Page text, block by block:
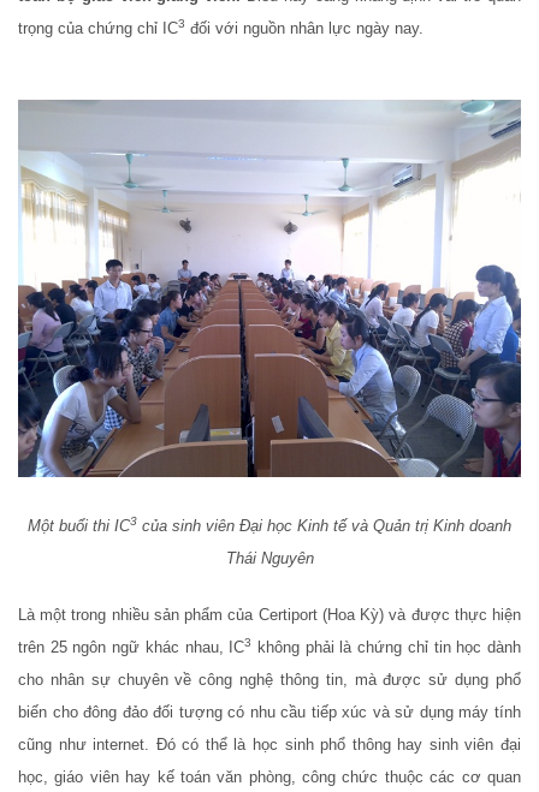
trọng của chứng chỉ IC3 đối với nguồn nhân lực ngày nay.
Một buổi thi IC3 của sinh viên Đại học Kinh tế và Quản trị Kinh doanh
Thái Nguyên
Là một trong nhiều sản phẩm của Certiport (Hoa Kỳ) và được thực hiện
trên 25 ngôn ngữ khác nhau, IC3
không phải là chứng chỉ tin học dành
cho nhân sự chuyên về công nghệ thông tin, mà được sử dụng phổ
biến cho đông đảo đối tượng có nhu cầu tiếp xúc và sử dụng máy tính
cũng như internet. Đó có thể là học sinh phổ thông hay sinh viên đại
học, giáo viên hay kế toán văn phòng, công chức thuộc các cơ quan